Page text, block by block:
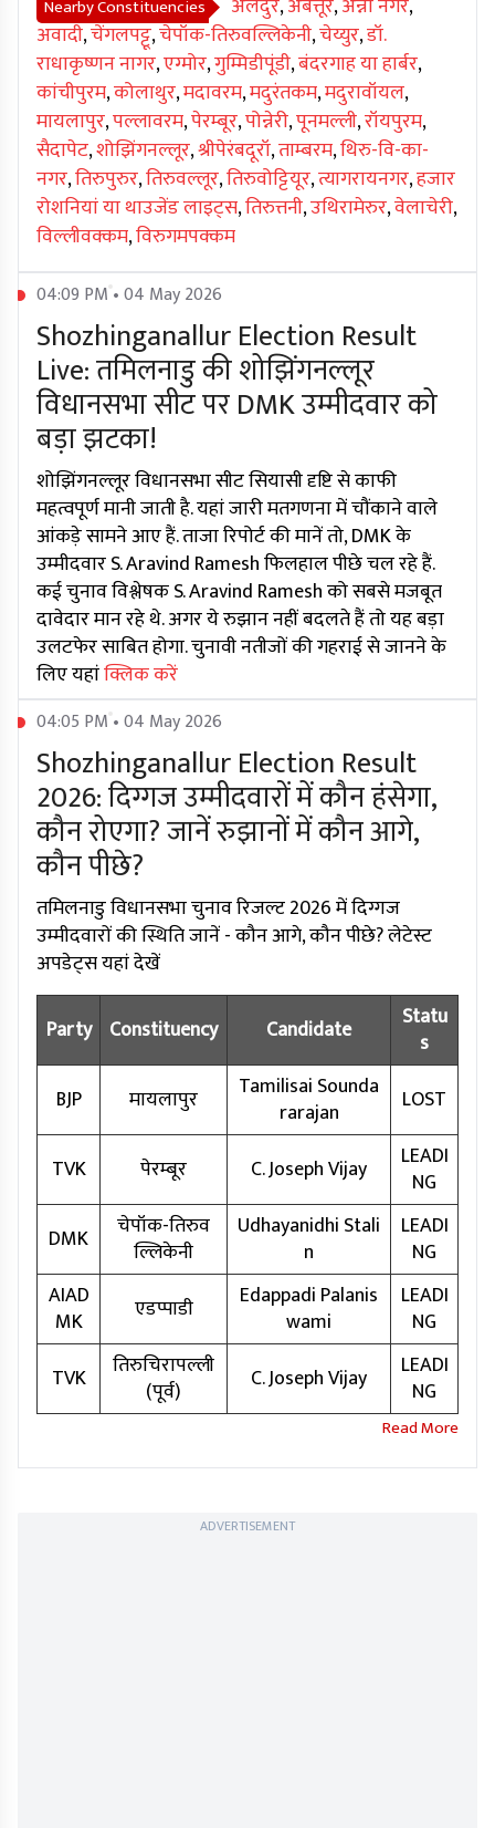
Nearby Constituencies अलंदुर,अंबत्तूर,अन्ना नगर,
अवादी,चेंगलपट्टू,चेपॉक-तिरुवल्लिकेनी,चेय्युर,डॉ.
राधाकृष्णन नागर,एग्मोर,गुम्मिडीपूंडी,बंदरगाह या हार्बर,
कांचीपुरम,कोलाथुर,मदावरम,मदुरंतकम,मदुरावॉयल,
मायलापुर,पल्लावरम,पेरम्बूर,पोन्नेरी,पूनमल्ली,रॉयपुरम,
सैदापेट,शोझिंगनल्लूर,श्रीपेरंबदूरॉ,ताम्बरम,थिरु-वि-का-
नगर,तिरुपुरुर,तिरुवल्लूर,तिरुवोट्टियूर,त्यागरायनगर,हजार
रोशनियां या थाउजेंड लाइट्स,तिरुत्तनी,उथिरामेरुर,वेलाचेरी,
विल्लीवक्कम,विरुगमपक्कम
04:09 PM • 04 May 2026
Shozhinganallur Election Result
Live: तमिलनाडु की शोझिंगनल्लूर
विधानसभा सीट पर DMK उम्मीदवार को
बड़ा झटका!
शोझिंगनल्लूर विधानसभा सीट सियासी दृष्टि से काफी
महत्वपूर्ण मानी जाती है. यहां जारी मतगणना में चौंकाने वाले
आंकड़े सामने आए हैं. ताजा रिपोर्ट की मानें तो, DMK के
उम्मीदवार S. Aravind Ramesh फिलहाल पीछे चल रहे हैं.
कई चुनाव विश्लेषक S. Aravind Ramesh को सबसे मजबूत
दावेदार मान रहे थे. अगर ये रुझान नहीं बदलते हैं तो यह बड़ा
उलटफेर साबित होगा. चुनावी नतीजों की गहराई से जानने के
लिए यहांक्लिक करें
04:05 PM • 04 May 2026
Shozhinganallur Election Result
2026: दिग्गज उम्मीदवारों में कौन हंसेगा,
कौन रोएगा? जानें रुझानों में कौन आगे,
कौन पीछे?
तमिलनाडु विधानसभा चुनाव रिजल्ट 2026 में दिग्गज
उम्मीदवारों की स्थिति जानें - कौन आगे, कौन पीछे? लेटेस्ट
अपडेट्स यहां देखें
Party Constituency Candidate
Statu
s
BJP
मायलापुर
Tamilisai Sounda
rarajan
LOST
TVK पेरम्बूर C. Joseph Vijay
LEADI
NG
DMK
चेपॉक-तिरुव
ल्लिकेनी
Udhayanidhi Stali
n
LEADI
NG
AIAD
MK
एडप्पाडी
Edappadi Palanis
wami
LEADI
NG
TVK
तिरुचिरापल्ली
(पूर्व)
C. Joseph Vijay
LEADI
NG
ADVERTISEMENT